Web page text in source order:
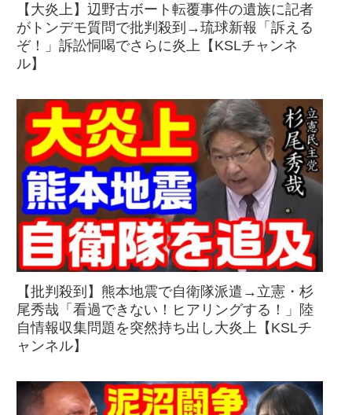
【大炎上】辺野古ボート転覆事件の遺族に記者
がトンデモ質問で批判殺到→琉球新報「訴える
ぞ！」訴訟恫喝でさらに炎上【KSLチャンネ
ル】
【批判殺到】熊本地震で自衛隊派遣→立憲・杉
尾秀哉「看過できない！ヒアリングする！」陸
自情報収集問題を突然持ち出し大炎上【KSLチ
ャンネル】